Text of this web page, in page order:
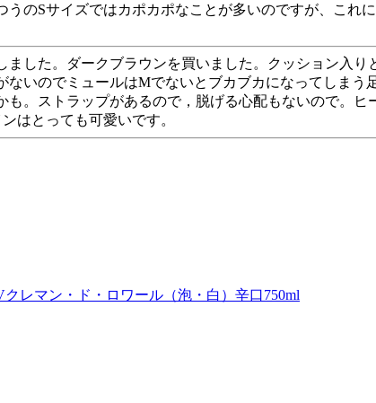
のSサイズではカポカポなことが多いのですが、これ
した。ダークブラウンを買いました。クッション入
いのでミュールはMでないとブカブカになってしま
。ストラップがあるので，脱げる心配もないので。
はとっても可愛いです。
レマン・ド・ロワール（泡・白）辛口750ml